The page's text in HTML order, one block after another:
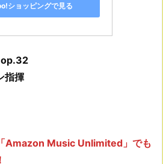
ショッピングで見る
op.32
指揮
Amazon Music Unlimited」でも